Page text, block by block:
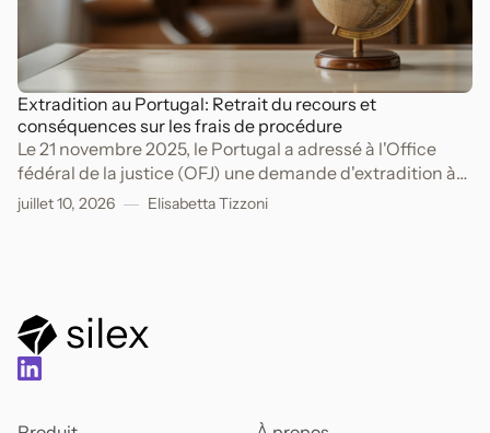
Extradition au Portugal: Retrait du recours et
conséquences sur les frais de procédure
Le 21 novembre 2025, le Portugal a adressé à l'Office
fédéral de la justice (OFJ) une demande d'extradition à
l'encontre de A.
juillet 10, 2026 Elisabetta Tizzoni